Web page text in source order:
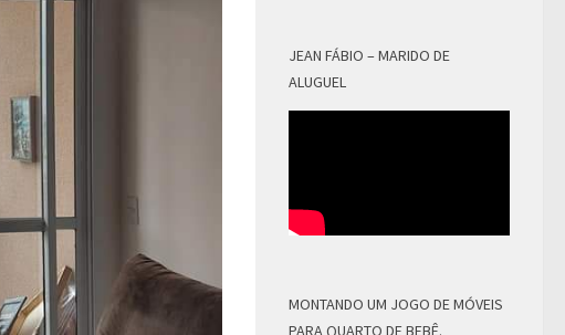
JEAN FÁBIO – MARIDO DE
ALUGUEL
MONTANDO UM JOGO DE MÓVEIS
PARA QUARTO DE BEBÊ.